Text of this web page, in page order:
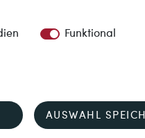
in Gold, Großbritannien
um 1885Funktional
AUSWAHL